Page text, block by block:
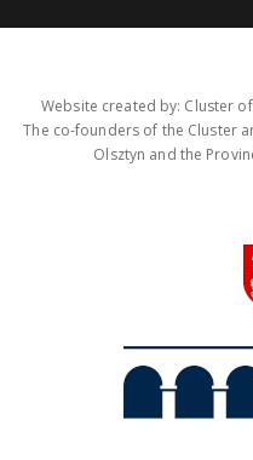
Website created by: Cluster
The co-founders of the Cluster
Olsztyn and the